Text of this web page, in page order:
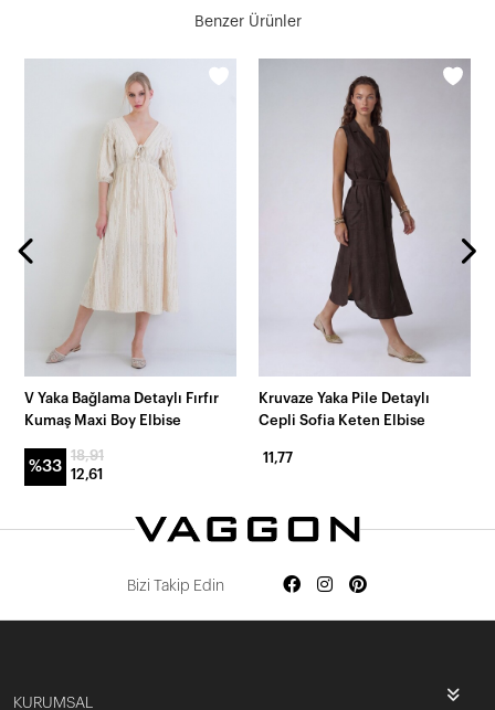
Benzer Ürünler
V Yaka Bağlama Detaylı Fırfır
Kumaş Maxi Boy Elbise
%33
18,91
12,61
Kruvaze Yaka Pile Detaylı
Cepli Sofia Keten Elbise
11,77
Bizi Takip Edin
KURUMSAL